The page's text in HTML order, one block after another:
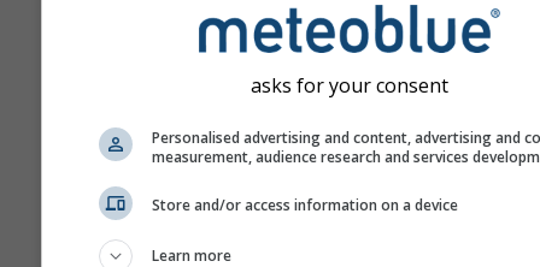
asks for your consent
Personalised advertising and content, advertising and
measurement, audience research and services
Store and/or access information on a device
Learn more